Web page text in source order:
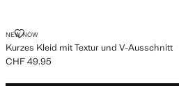
NEW NOW
Kurzes Kleid mit Textur und V-Ausschnitt
KURZES KLEID MIT TEXTUR UND V-
Aktueller Preis [CHF 49.95 ]
CHF 49.95